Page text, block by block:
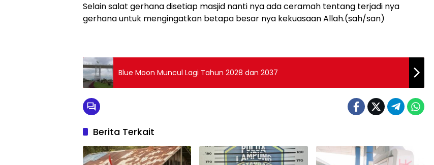
Selain salat gerhana disetiap masjid nanti nya ada ceramah tentang terjadi nya
gerhana untuk mengingatkan betapa besar nya kekuasaan Allah.(sah/san)
Blue Moon Muncul Lagi Tahun 2028 dan 2037
Berita Terkait